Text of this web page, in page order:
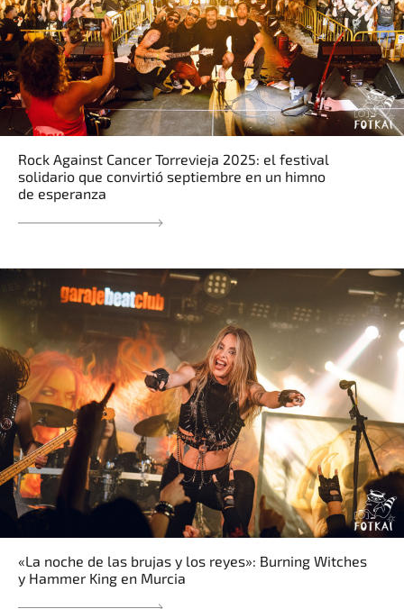
Rock Against Cancer Torrevieja 2025: el festival
solidario que convirtió septiembre en un himno
de esperanza
«La noche de las brujas y los reyes»: Burning Witches
y Hammer King en Murcia